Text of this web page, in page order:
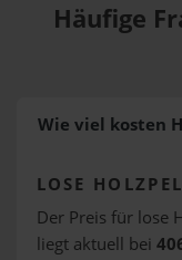
Häufige
Wie viel kosten
LOSE
Der Preis für lose
liegt aktuell bei